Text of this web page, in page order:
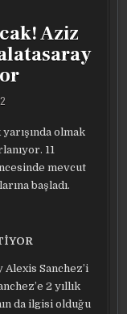
Aziz
olmak
11
mevcut
başladı.
Alexis Sanchez’i
2 yıllık
da ilgisi olduğu